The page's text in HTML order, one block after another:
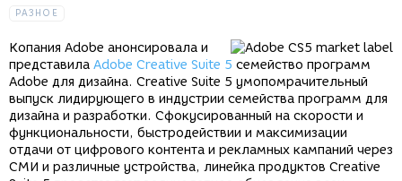
РАЗНОЕ
Копания Adobe анонсировала и
представила Adobe Creative Suite 5 семейство программ
Adobe для дизайна. Creative Suite 5 умопомрачительный
выпуск лидирующего в индустрии семейства программ для
дизайна и разработки. Сфокусированный на скорости и
функциональности, быстродействии и максимизации
отдачи от цифрового контента и рекламных кампаний через
СМИ и различные устройства, линейка продуктов Creative